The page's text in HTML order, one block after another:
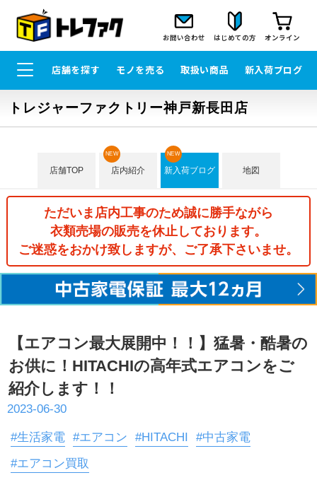
お問い合わせ はじめての方 オンライン
店舗を探す モノを売る 取扱い商品 新入荷ブログ
トレジャーファクトリー神戸新長田店
店舗TOP 店内紹介
NEW
新入荷ブログ
NEW
地図
ただいま店内工事のため誠に勝手ながら
衣類売場の販売を休止しております。
ご迷惑をおかけ致しますが、ご了承下さいませ。
【エアコン最大展開中！！】猛暑・酷暑の
お供に！HITACHIの高年式エアコンをご
紹介します！！
2023-06-30
#生活家電 #エアコン #HITACHI
#中古家電
#エアコン買取